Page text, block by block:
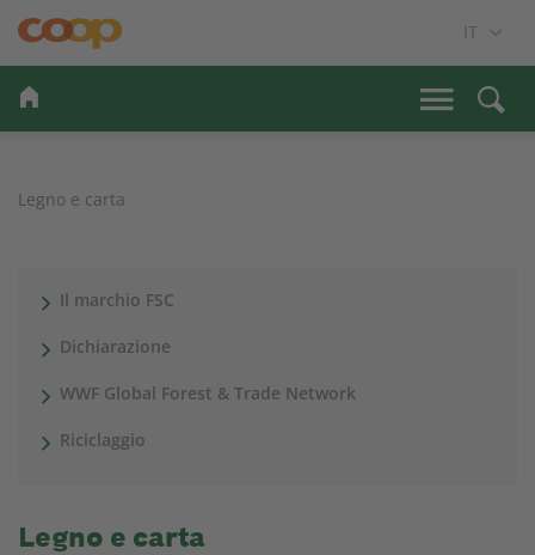
Legno e carta
Il marchio FSC
Dichiarazione
WWF Global Forest & Trade Network
Riciclaggio
Legno e carta